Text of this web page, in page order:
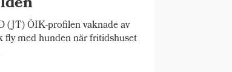
(JT) ÖIK-profilen vaknade av
fly med hunden när fritidshuset